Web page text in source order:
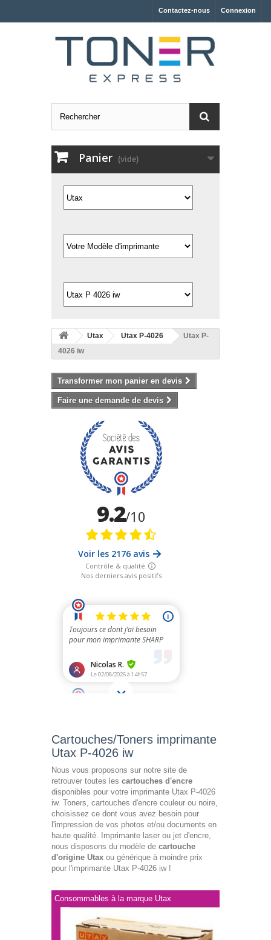
Connexion
Contactez-nous
Panier (vide)
Utax Utax P-4026
Utax P-
4026 iw
Transformer mon panier en devis
Faire une demande de devis
Cartouches/Toners imprimante
Utax P-4026 iw
Nous vous proposons sur notre site de
retrouver toutes les cartouches d'encre
disponibles pour votre imprimante Utax P-4026
iw. Toners, cartouches d'encre couleur ou noire,
choisissez ce dont vous avez besoin pour
l'impression de vos photos et/ou documents en
haute qualité. Imprimante laser ou jet d'encre,
nous disposons du modèle de cartouche
d'origine Utax ou générique à moindre prix
pour l'imprimante Utax P-4026 iw !
Consommables à la marque Utax